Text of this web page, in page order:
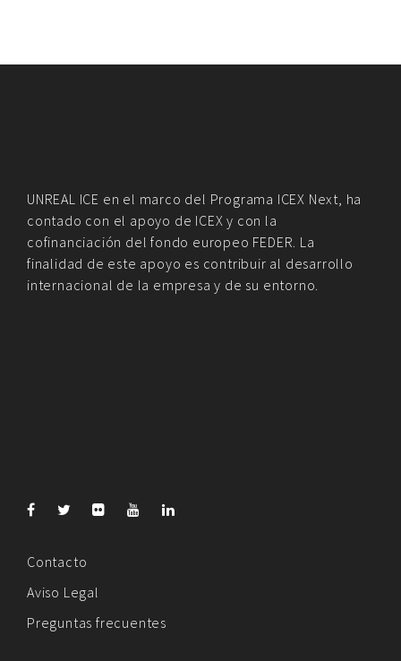
UNREAL ICE en el marco del Programa ICEX Next, ha
contado con el apoyo de ICEX y con la
cofinanciación del fondo europeo FEDER. La
finalidad de este apoyo es contribuir al desarrollo
internacional de la empresa y de su entorno.
Contacto
Aviso Legal
Preguntas frecuentes